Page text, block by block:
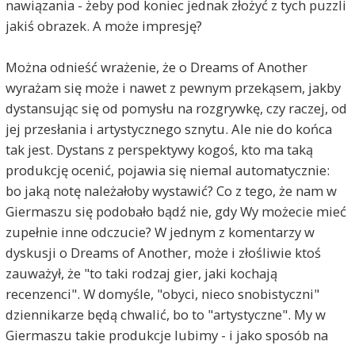
nawiązania - żeby pod koniec jednak złożyć z tych puzzli
jakiś obrazek. A może impresję?
Można odnieść wrażenie, że o Dreams of Another
wyrażam się może i nawet z pewnym przekąsem, jakby
dystansując się od pomysłu na rozgrywkę, czy raczej, od
jej przesłania i artystycznego sznytu. Ale nie do końca
tak jest. Dystans z perspektywy kogoś, kto ma taką
produkcję ocenić, pojawia się niemal automatycznie:
bo jaką notę należałoby wystawić? Co z tego, że nam w
Giermaszu się podobało bądź nie, gdy Wy możecie mieć
zupełnie inne odczucie? W jednym z komentarzy w
dyskusji o Dreams of Another, może i złośliwie ktoś
zauważył, że "to taki rodzaj gier, jaki kochają
recenzenci". W domyśle, "obyci, nieco snobistyczni"
dziennikarze będą chwalić, bo to "artystyczne". My w
Giermaszu takie produkcje lubimy - i jako sposób na